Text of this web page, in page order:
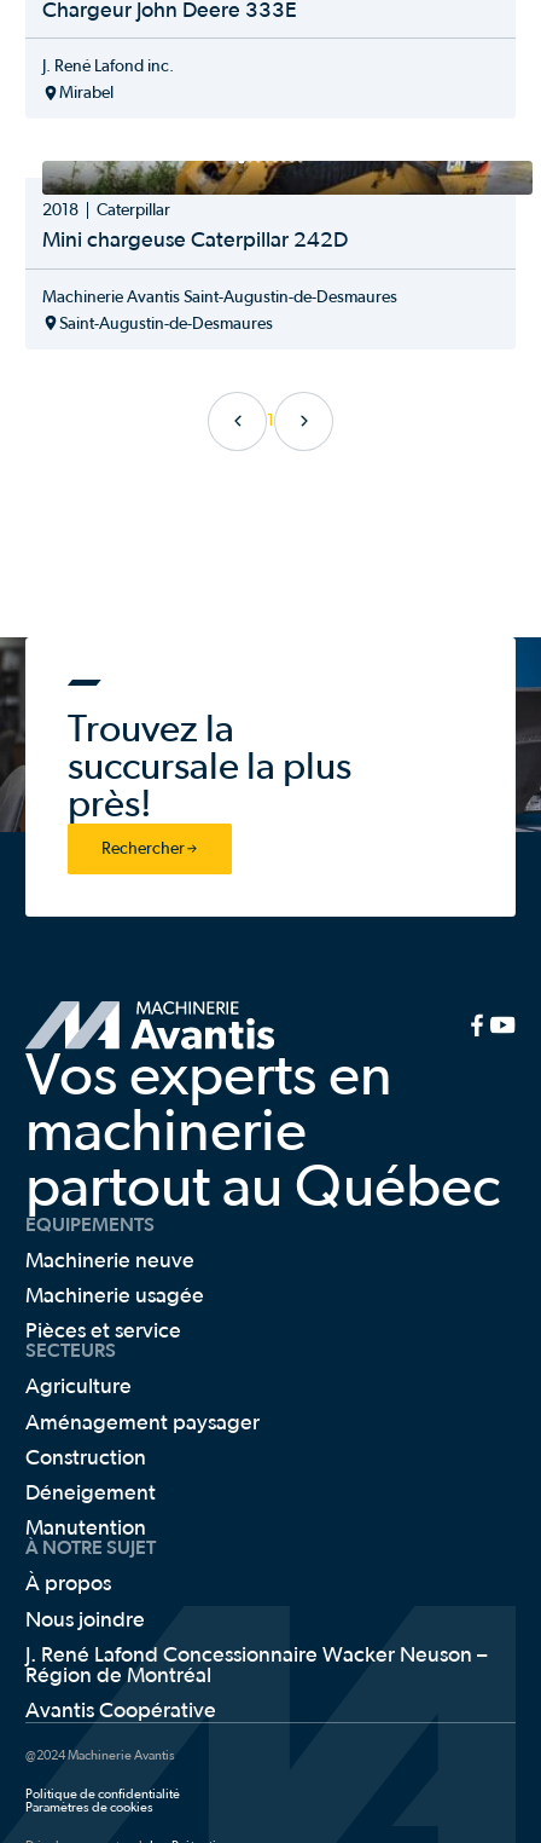
Profusion
Pronovost
Rammax
Rivard
SHoule
Sip
SSTA
Stoll
Terex
Titan
Chargeur John Deere 333E
J. René Lafond inc.
Mirabel
2018 Caterpillar
Mini chargeuse Caterpillar 242D
Machinerie Avantis Saint-Augustin-de-Desmaures
Saint-Augustin-de-Desmaures
1
Trouvez la
succursale la plus
près!
Rechercher
Vos experts en
machinerie
partout au Québec
ÉQUIPEMENTS
Machinerie neuve
Machinerie usagée
Pièces et service
SECTEURS
Agriculture
Aménagement paysager
Construction
Déneigement
Manutention
À NOTRE SUJET
À propos
Nous joindre
J. René Lafond Concessionnaire Wacker Neuson –
Région de Montréal
Avantis Coopérative
@2024 Machinerie Avantis
Politique de confidentialité
Paramètres de cookies